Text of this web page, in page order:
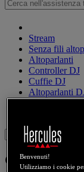
Stream
Senza fili
Altoparlanti
Controller DJ
Cuffie DJ
Altoparlanti
Meno recenti
Game
Benvenuti!
Utilizziamo i cookie